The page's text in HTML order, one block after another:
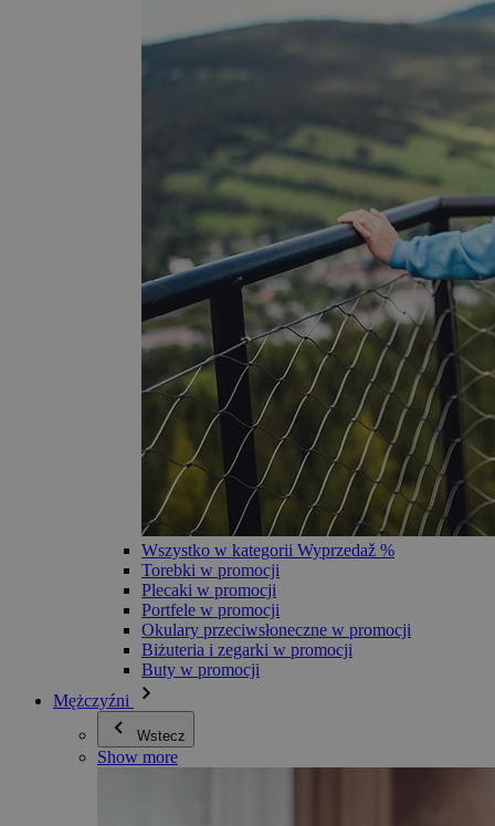
Wszystko w kategorii Wyprzedaž %
Torebki w promocji
Plecaki w promocji
Portfele w promocji
Okulary przeciwsłoneczne w promocji
Biżuteria i zegarki w promocji
Buty w promocji
Mężczyźni
Wstecz
Show more